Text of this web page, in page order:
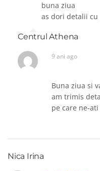
buna ziua
as dori detalii
Centrul Athena
9 ani ago
Buna ziua si
am trimis
pe care ne-
Nica Irina